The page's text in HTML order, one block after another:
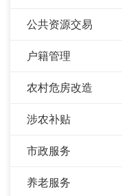
公共资源交易
户籍管理
农村危房改造
涉农补贴
市政服务
养老服务